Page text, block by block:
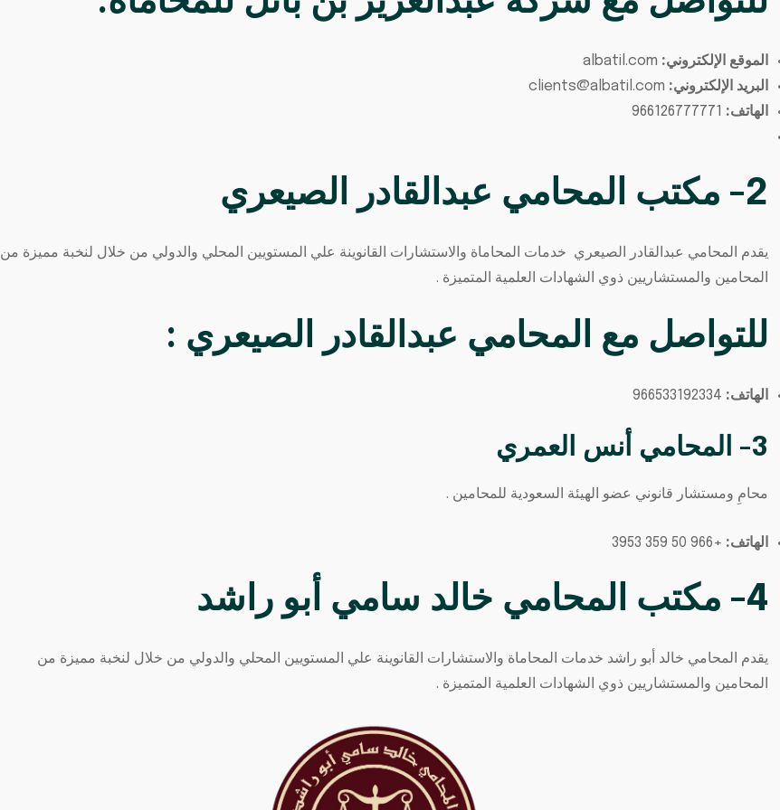
الموقع الإلكتروني: albatil.com
البريد الإلكتروني:
الهاتف: 966126777771
2- مكتب المحامي عبدالقادر الصيعري
يقدم المحامي عبدالقادر الصيعري خدمات المحاماة والاستشارات القانوينة علي المستويين المحلي والدولي من خلال لنخبة مميزة من
المحامين والمستشاريين ذوي الشهادات العلمية المتميزة .
للتواصل مع المحامي عبدالقادر الصيعري :
الهاتف:
3- المحامي أنس العمري
محامِ ومستشار قانوني عضو الهيئة السعودية للمحامين .
الهاتف: +966 50 359 3953
4- مكتب المحامي خالد سامي أبو راشد
يقدم المحامي خالد أبو راشد خدمات المحاماة والاستشارات القانوينة علي المستويين المحلي والدولي من خلال لنخبة مميزة من
المحامين والمستشاريين ذوي الشهادات العلمية المتميزة .